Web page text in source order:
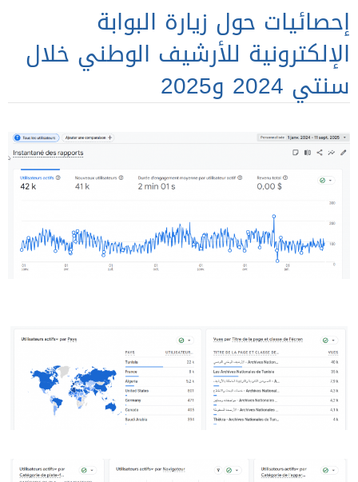
إحصائيات حول زيارة البوابة
الإلكترونية للأرشيف الوطني خلال
سنتي 2024 و2025